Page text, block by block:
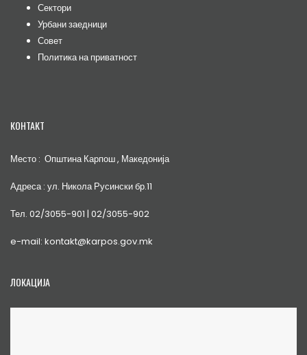
Сектори
Урбани заедници
Совет
Политика на приватност
КОНТАКТ
Место : Општина Карпош , Македонија
Адреса : ул. Никола Русински бр.11
Тел. 02/3055-901 | 02/3055-902
e-mail: kontakt@karpos.gov.mk
ЛОКАЦИЈА